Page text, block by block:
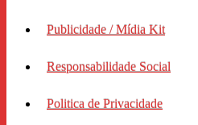
Publicidade / Mídia Kit
Responsabilidade Social
Politica de Privacidade